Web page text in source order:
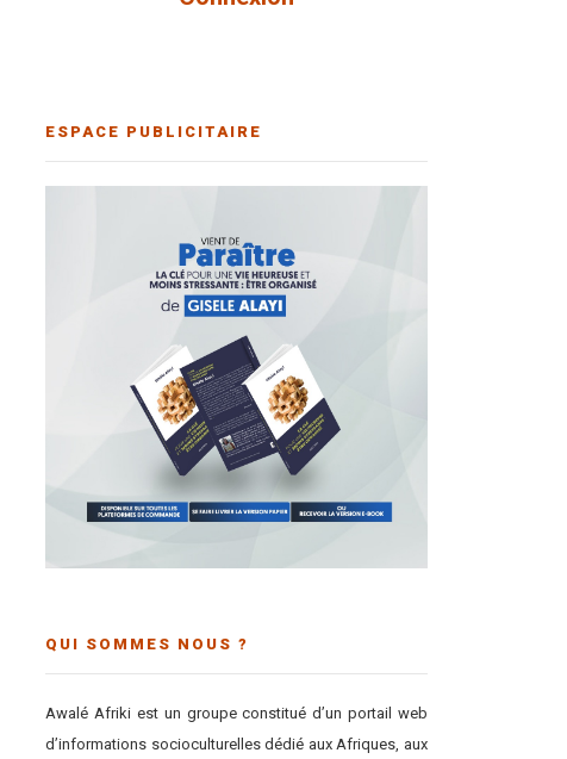
ESPACE PUBLICITAIRE
QUI SOMMES NOUS ?
Awalé Afriki est un groupe constitué d’un portail web
d’informations socioculturelles dédié aux Afriques, aux